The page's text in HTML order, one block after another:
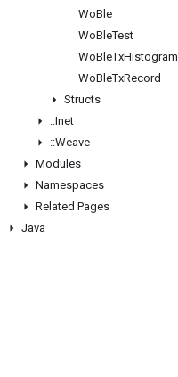
WoBle
WoBleTest
WoBleTxHistogram
WoBleTxRecord
Structs
::Inet
::Weave
Modules
Namespaces
Related Pages
Java